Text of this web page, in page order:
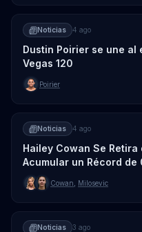
Noticias 4 ago
Dustin Poirier se une al
Vegas 120
Poirier
Noticias 4 ago
Hailey Cowan Se Retira
Acumular un Récord de
Cowan Milosevic
Noticias 3 ago